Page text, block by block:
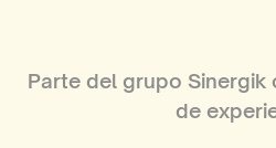
Parte del grupo Sinergik
de